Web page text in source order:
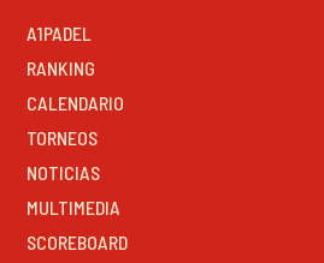
A1PADEL
RANKING
CALENDARIO
TORNEOS
NOTICIAS
MULTIMEDIA
SCOREBOARD